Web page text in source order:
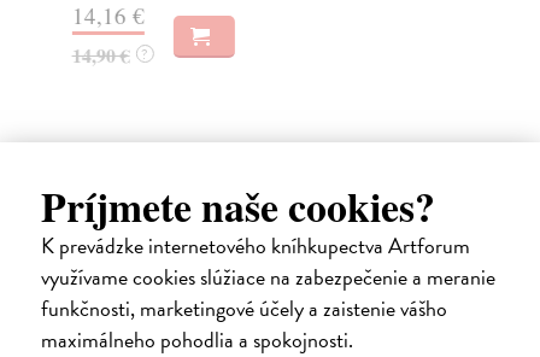
Príjmete naše cookies?
K prevádzke internetového kníhkupectva Artforum
využívame cookies slúžiace na zabezpečenie a meranie
funkčnosti, marketingové účely a zaistenie vášho
maximálneho pohodlia a spokojnosti.
14,16 €
14,90 € ?
Ďalšie z kategórie reportáže
na sklade